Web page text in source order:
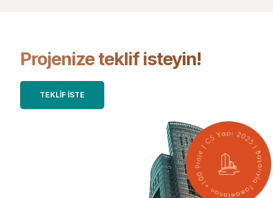
Projenize teklif isteyin!
TEKLİF İSTE